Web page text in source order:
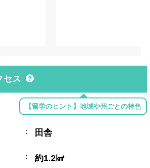
セス
【留学のヒント】地域や州ごとの特色
： 田舎
： 約1.2㎢